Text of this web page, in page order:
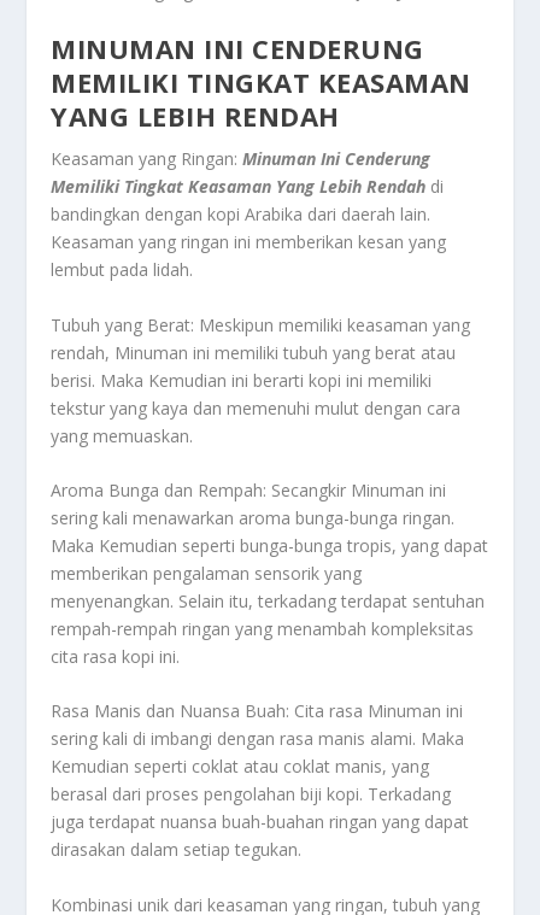
MINUMAN INI CENDERUNG
MEMILIKI TINGKAT KEASAMAN
YANG LEBIH RENDAH
Keasaman yang Ringan:Minuman Ini Cenderung
Memiliki Tingkat Keasaman Yang Lebih Rendah di
bandingkan dengan kopi Arabika dari daerah lain.
Keasaman yang ringan ini memberikan kesan yang
lembut pada lidah.
Tubuh yang Berat: Meskipun memiliki keasaman yang
rendah, Minuman ini memiliki tubuh yang berat atau
berisi. Maka Kemudian ini berarti kopi ini memiliki
tekstur yang kaya dan memenuhi mulut dengan cara
yang memuaskan.
Aroma Bunga dan Rempah: Secangkir Minuman ini
sering kali menawarkan aroma bunga-bunga ringan.
Maka Kemudian seperti bunga-bunga tropis, yang dapat
memberikan pengalaman sensorik yang
menyenangkan. Selain itu, terkadang terdapat sentuhan
rempah-rempah ringan yang menambah kompleksitas
cita rasa kopi ini.
Rasa Manis dan Nuansa Buah: Cita rasa Minuman ini
sering kali di imbangi dengan rasa manis alami. Maka
Kemudian seperti coklat atau coklat manis, yang
berasal dari proses pengolahan biji kopi. Terkadang
juga terdapat nuansa buah-buahan ringan yang dapat
dirasakan dalam setiap tegukan.
Kombinasi unik dari keasaman yang ringan, tubuh yang